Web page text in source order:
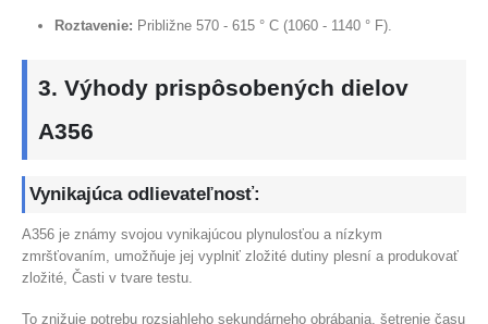
Roztavenie: Približne 570 - 615 ° C (1060 - 1140 ° F).
3. Výhody prispôsobených dielov
A356
Vynikajúca odlievateľnosť:
A356 je známy svojou vynikajúcou plynulosťou a nízkym
zmršťovaním, umožňuje jej vyplniť zložité dutiny plesní a produkovať
zložité, Časti v tvare testu.
To znižuje potrebu rozsiahleho sekundárneho obrábania, šetrenie času